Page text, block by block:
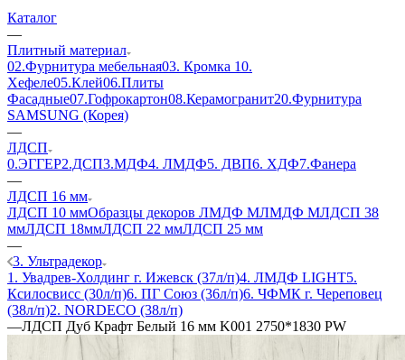
Каталог
—
Плитный материал
02.Фурнитура мебельная03. Кромка 10.
Хефеле05.Клей06.Плиты
Фасадные07.Гофрокартон08.Керамогранит20.Фурнитура
SAMSUNG (Корея)
—
ЛДСП
0.ЭГГЕР2.ДСП3.МДФ4. ЛМДФ5. ДВП6. ХДФ7.Фанера
—
ЛДСП 16 мм
ЛДСП 10 ммОбразцы декоров ЛМДФ МЛМДФ МЛДСП 38
ммЛДСП 18ммЛДСП 22 ммЛДСП 25 мм
—
3. Ультрадекор
1. Увадрев-Холдинг г. Ижевск (37л/п)4. ЛМДФ LIGHT5.
Ксилосвисс (30л/п)6. ПГ Союз (36л/п)6. ЧФМК г. Череповец
(38л/п)2. NORDECO (38л/п)
—ЛДСП Дуб Крафт Белый 16 мм K001 2750*1830 PW